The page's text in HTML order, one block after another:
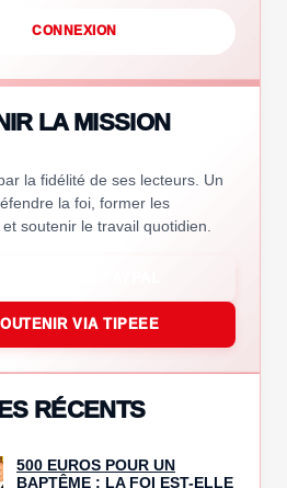
CONNEXION
LA MISSION
la fidélité de ses lecteurs. Un
la foi, former les
soutenir le travail quotidien.
VIA TIPEEE
RÉCENTS
500 EUROS POUR UN
BAPTÊME : LA FOI EST-ELLE